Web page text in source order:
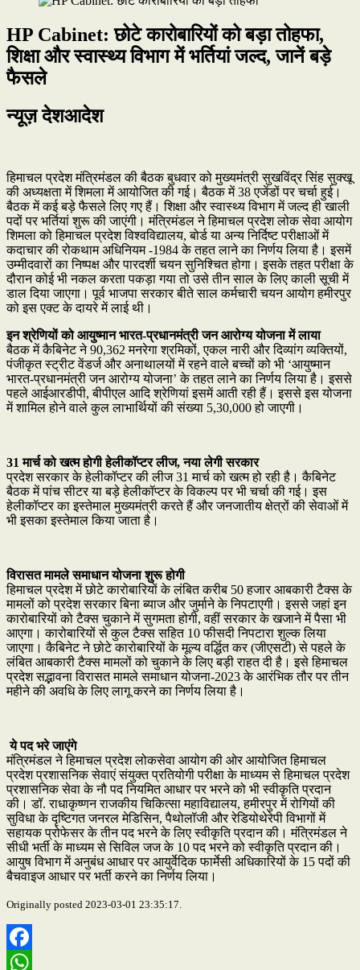
HP Cabinet: छोटे कारोबारियों को बड़ा तोहफा,
शिक्षा और स्वास्थ्य विभाग में भर्तियां जल्द, जानें बड़े
फैसले
न्यूज़ देशआदेश
हिमाचल प्रदेश मंत्रिमंडल की बैठक बुधवार को मुख्यमंत्री सुखविंद्र सिंह सुक्खू
की अध्यक्षता में शिमला में आयोजित की गई। बैठक में 38 एजेंडों पर चर्चा हुई।
बैठक में कई बड़े फैसले लिए गए हैं। शिक्षा और स्वास्थ्य विभाग में जल्द ही खाली
पदों पर भर्तियां शुरू की जाएंगी। मंत्रिमंडल ने हिमाचल प्रदेश लोक सेवा आयोग
शिमला को हिमाचल प्रदेश विश्वविद्यालय, बोर्ड या अन्य निर्दिष्ट परीक्षाओं में
कदाचार की रोकथाम अधिनियम -1984 के तहत लाने का निर्णय लिया है। इसमें
उम्मीदवारों का निष्पक्ष और पारदर्शी चयन सुनिश्चित होगा। इसके तहत परीक्षा के
दौरान कोई भी नकल करता पकड़ा गया तो उसे तीन साल के लिए काली सूची में
डाल दिया जाएगा। पूर्व भाजपा सरकार बीते साल कर्मचारी चयन आयोग हमीरपुर
को इस एक्ट के दायरे में लाई थी।
इन श्रेणियों को आयुष्मान भारत-प्रधानमंत्री जन आरोग्य योजना में लाया
बैठक में कैबिनेट ने 90,362 मनरेगा श्रमिकों, एकल नारी और दिव्यांग व्यक्तियों,
पंजीकृत स्ट्रीट वेंडर्ज और अनाथालयों में रहने वाले बच्चों को भी ‘आयुष्मान
भारत-प्रधानमंत्री जन आरोग्य योजना’ के तहत लाने का निर्णय लिया है। इससे
पहले आईआरडीपी, बीपीएल आदि श्रेणियां इसमें आती रही हैं। इससे इस योजना
में शामिल होने वाले कुल लाभार्थियों की संख्या 5,30,000 हो जाएगी।
31 मार्च को खत्म होगी हेलीकॉप्टर लीज, नया लेगी सरकार
प्रदेश सरकार के हेलीकॉप्टर की लीज 31 मार्च को खत्म हो रही है। कैबिनेट
बैठक में पांच सीटर या बड़े हेलीकॉप्टर के विकल्प पर भी चर्चा की गई। इस
हेलीकॉप्टर का इस्तेमाल मुख्यमंत्री करते हैं और जनजातीय क्षेत्रों की सेवाओं में
भी इसका इस्तेमाल किया जाता है।
विरासत मामले समाधान योजना शुरू होगी
हिमाचल प्रदेश में छोटे कारोबारियों के लंबित करीब 50 हजार आबकारी टैक्स के
मामलों को प्रदेश सरकार बिना ब्याज और जुर्माने के निपटाएगी। इससे जहां इन
कारोबारियों को टैक्स चुकाने में सुगमता होगी, वहीं सरकार के खजाने में पैसा भी
आएगा। कारोबारियों से कुल टैक्स सहित 10 फीसदी निपटारा शुल्क लिया
जाएगा। कैबिनेट ने छोटे कारोबारियों के मूल्य वर्द्धित कर (जीएसटी) से पहले के
लंबित आबकारी टैक्स मामलों को चुकाने के लिए बड़ी राहत दी है। इसे हिमाचल
प्रदेश सद्भावना विरासत मामले समाधान योजना-2023 के आरंभिक तौर पर तीन
महीने की अवधि के लिए लागू करने का निर्णय लिया है।
ये पद भरे जाएंगे
मंत्रिमंडल ने हिमाचल प्रदेश लोकसेवा आयोग की ओर आयोजित हिमाचल
प्रदेश प्रशासनिक सेवाएं संयुक्त प्रतियोगी परीक्षा के माध्यम से हिमाचल प्रदेश
प्रशासनिक सेवा के नौ पद नियमित आधार पर भरने को भी स्वीकृति प्रदान
की। डॉ. राधाकृष्णन राजकीय चिकित्सा महाविद्यालय, हमीरपुर में रोगियों की
सुविधा के दृष्टिगत जनरल मेडिसिन, पैथोलॉजी और रेडियोथेरेपी विभागों में
सहायक प्रोफेसर के तीन पद भरने के लिए स्वीकृति प्रदान की। मंत्रिमंडल ने
सीधी भर्ती के माध्यम से सिविल जज के 10 पद भरने को स्वीकृति प्रदान की।
आयुष विभाग में अनुबंध आधार पर आयुर्वेदिक फार्मेसी अधिकारियों के 15 पदों की
बैचवाइज आधार पर भर्ती करने का निर्णय लिया।
Originally posted 2023-03-01 23:35:17.
Facebook